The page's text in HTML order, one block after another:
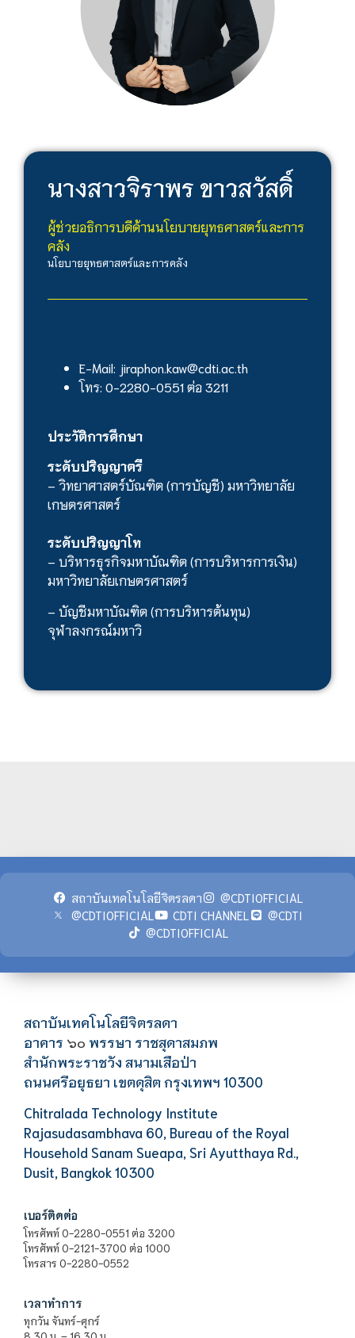
นางสาวจิราพร ขาวสวัสดิ์
ผู้ช่วยอธิการบดีด้านนโยบายยุทธศาสตร์และการ
คลัง
นโยบายยุทธศาสตร์และการคลัง
E-Mail: jiraphon.kaw@cdti.ac.th
โทร: 0-2280-0551 ต่อ 3211
ประวัติการศึกษา
ระดับปริญญาตรี
– วิทยาศาสตร์บัณฑิต (การบัญชี) มหาวิทยาลัย
เกษตรศาสตร์
ระดับปริญญาโท
– บริหารธุรกิจมหาบัณฑิต (การบริหารการเงิน)
มหาวิทยาลัยเกษตรศาสตร์
– บัญชีมหาบัณฑิต (การบริหารต้นทุน)
จุฬาลงกรณ์มหาวิ
สถาบันเทคโนโลยีจิตรลดา
@CDTIOFFICIAL
@CDTIOFFICIAL
CDTI CHANNEL
@CDTI
@CDTIOFFICIAL
สถาบันเทคโนโลยีจิตรลดา
อาคาร ๖๐ พรรษา ราชสุดาสมภพ
สำนักพระราชวัง สนามเสือป่า
ถนนศรีอยุธยา เขตดุสิต กรุงเทพฯ 10300
Chitralada Technology Institute
Rajasudasambhava 60, Bureau of the Royal
Household Sanam Sueapa, Sri Ayutthaya Rd.,
Dusit, Bangkok 10300
เบอร์ติดต่อ
โทรศัพท์ 0-2280-0551 ต่อ 3200
โทรศัพท์ 0-2121-3700 ต่อ 1000
โทรสาร 0-2280-0552
เวลาทำการ
ทุกวัน จันทร์-ศุกร์